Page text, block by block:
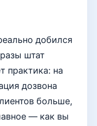
добился
штат
практика: на
дозвона
больше,
— как вы